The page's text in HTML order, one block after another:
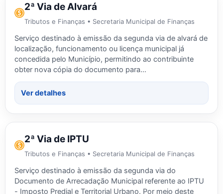
2ª Via de Alvará
Tributos e Finanças • Secretaria Municipal de Finanças
Serviço destinado à emissão da segunda via de alvará de
localização, funcionamento ou licença municipal já
concedida pelo Município, permitindo ao contribuinte
obter nova cópia do documento para…
Ver detalhes
2ª Via de IPTU
Tributos e Finanças • Secretaria Municipal de Finanças
Serviço destinado à emissão da segunda via do
Documento de Arrecadação Municipal referente ao IPTU
- Imposto Predial e Territorial Urbano. Por meio deste